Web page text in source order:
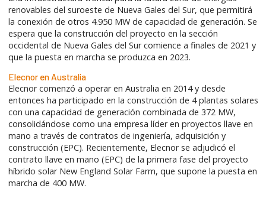
renovables del suroeste de Nueva Gales del Sur, que permitirá
la conexión de otros 4.950 MW de capacidad de generación. Se
espera que la construcción del proyecto en la sección
occidental de Nueva Gales del Sur comience a finales de 2021 y
que la puesta en marcha se produzca en 2023.
Elecnor en Australia
Elecnor comenzó a operar en Australia en 2014 y desde
entonces ha participado en la construcción de 4 plantas solares
con una capacidad de generación combinada de 372 MW,
consolidándose como una empresa líder en proyectos llave en
mano a través de contratos de ingeniería, adquisición y
construcción (EPC). Recientemente, Elecnor se adjudicó el
contrato llave en mano (EPC) de la primera fase del proyecto
híbrido solar New England Solar Farm, que supone la puesta en
marcha de 400 MW.